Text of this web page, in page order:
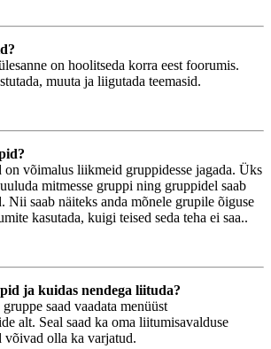
on hoolitseda korra eest foorumis.
muuta ja liigutada teemasid.
on võimalus liikmeid gruppidesse jagada. Üks
mitmesse gruppi ning gruppidel saab
Nii saab näiteks anda mõnele grupile õiguse
kasutada, kuigi teised seda teha ei saa..
ja kuidas nendega liituda?
saad vaadata menüüst
alt. Seal saad ka oma liitumisavalduse
võivad olla ka varjatud.